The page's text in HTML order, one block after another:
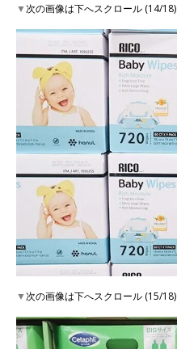
▼次の画像は下へスクロール (14/18)
▼次の画像は下へスクロール (15/18)